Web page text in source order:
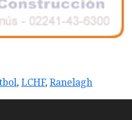
,LCHF,Ranelagh